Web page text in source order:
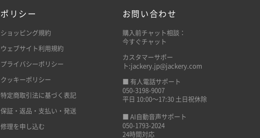
ポリシー
ショッピング規約
ウェブサイト利用規約
プライバシーポリシー
クッキーポリシー
特定商取引法に基づく表記
保証・返品・支払い・発送
修理を申し込む
お問い合わせ
購入前チャット相談：
今すぐチャット
カスタマーサポー
ト:jackery.jp@jackery.com
■ 有人電話サポート
050-3198-9007
平日 10:00〜17:30 土日祝休除
■ AI自動音声サポート
050-1793-2024
24時間対応